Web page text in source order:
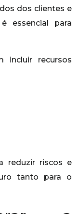
dos clientes e
essencial para
incluir recursos
reduzir riscos e
tanto para o